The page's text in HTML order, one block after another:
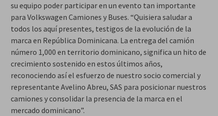
su equipo poder participar en un evento tan importante
para Volkswagen Camiones y Buses. “Quisiera saludar a
todos los aquí presentes, testigos de la evolución de la
marca en República Dominicana. La entrega del camión
número 1,000 en territorio dominicano, significa un hito de
crecimiento sostenido en estos últimos años,
reconociendo así el esfuerzo de nuestro socio comercial y
representante Avelino Abreu, SAS para posicionar nuestros
camiones y consolidar la presencia de la marca en el
mercado dominicano”.